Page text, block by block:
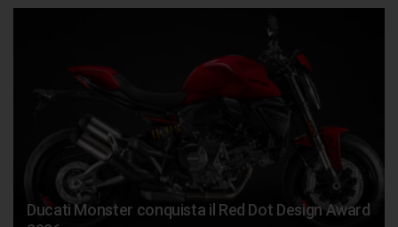
Ducati Monster conquista il Red Dot Design Award